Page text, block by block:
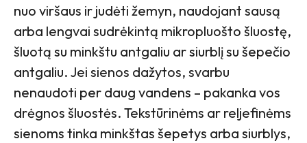
nuo viršaus ir judėti žemyn, naudojant sausą
arba lengvai sudrėkintą mikropluošto šluostę,
šluotą su minkštu antgaliu ar siurblį su šepečio
antgaliu. Jei sienos dažytos, svarbu
nenaudoti per daug vandens – pakanka vos
drėgnos šluostės. Tekstūrinėms ar reljefinėms
sienoms tinka minkštas šepetys arba siurblys,